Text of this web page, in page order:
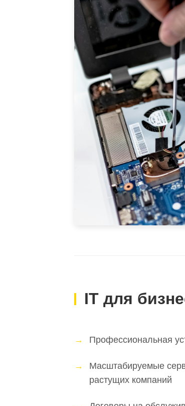
IT для
Профессиональная
Масштабируемые
растущих компаний